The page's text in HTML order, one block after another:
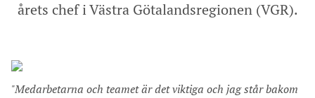
årets chef i Västra Götalandsregionen (VGR).
"Medarbetarna och teamet är det viktiga och jag står bakom